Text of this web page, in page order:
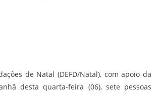
de Natal (DEFD/Natal), com apoio da
desta quarta-feira (06), sete pessoas